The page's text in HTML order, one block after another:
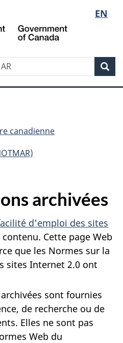
au
contenu
la
HTML
la
langue
EN
of
canadienne
archivées
d'emploi des sites
Cette page Web
que les Normes sur la
sites Internet 2.0 ont
sont fournies
de recherche ou de
Elles ne sont pas
Web du